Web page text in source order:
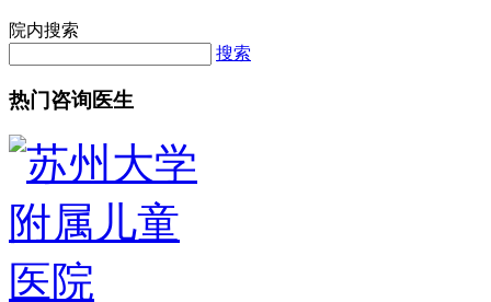
院内搜索
搜索
热门咨询医生